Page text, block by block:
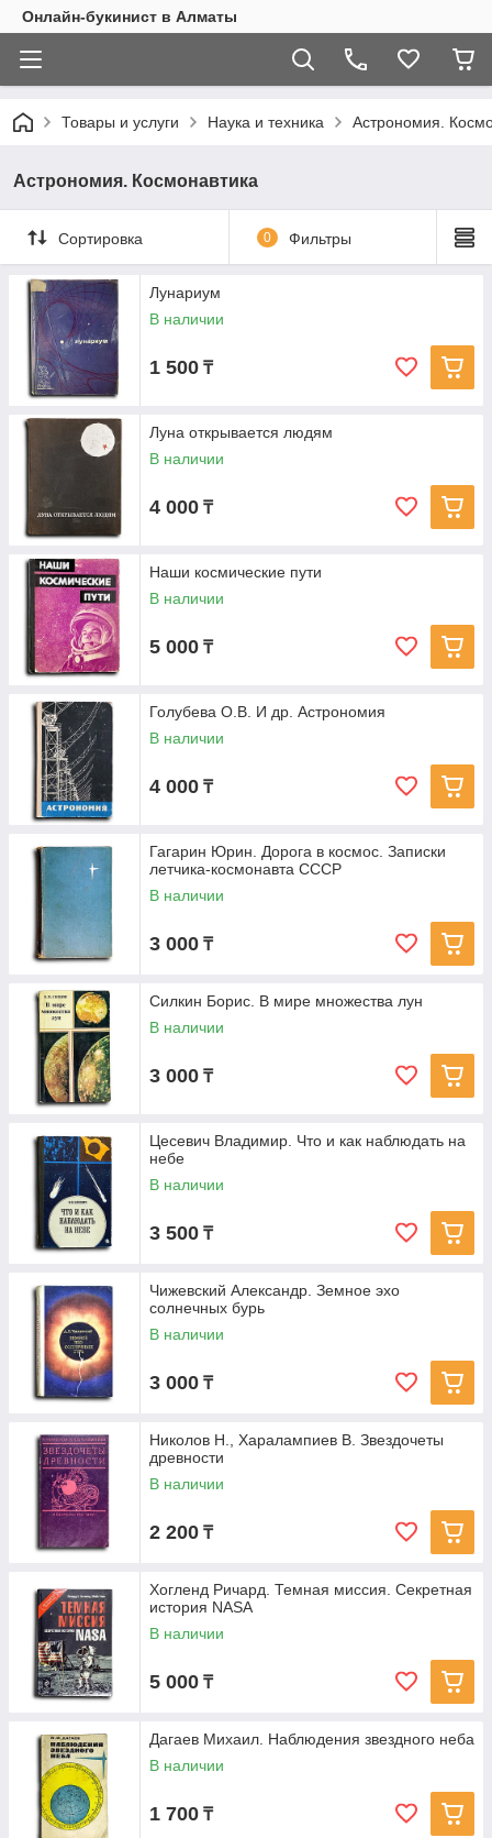
Онлайн-букинист в Алматы
Товары и услуги Наука и техника Астрономия.
Астрономия. Космонавтика
Сортировка 0 Фильтры
Лунариум
В наличии
1 500 ₸
Луна открывается людям
В наличии
4 000 ₸
Наши космические пути
В наличии
5 000 ₸
Голубева О.В. И др. Астрономия
В наличии
4 000 ₸
Гагарин Юрин. Дорога в космос. Записки
летчика-космонавта СССР
В наличии
3 000 ₸
Силкин Борис. В мире множества лун
В наличии
3 000 ₸
Цесевич Владимир. Что и как наблюдать на
небе
В наличии
3 500 ₸
Чижевский Александр. Земное эхо
солнечных бурь
В наличии
3 000 ₸
Николов Н., Харалампиев В. Звездочеты
древности
В наличии
2 200 ₸
Хогленд Ричард. Темная миссия. Секретная
история NASA
В наличии
5 000 ₸
Дагаев Михаил. Наблюдения звездного неба
В наличии
1 700 ₸